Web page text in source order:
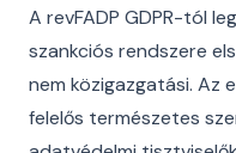
A revFADP GDPR-tól
szankciós rendszere
nem közigazgatási. Az
felelős természetes